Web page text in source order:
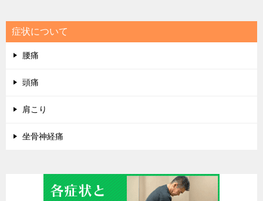
症状について
腰痛
頭痛
肩こり
坐骨神経痛